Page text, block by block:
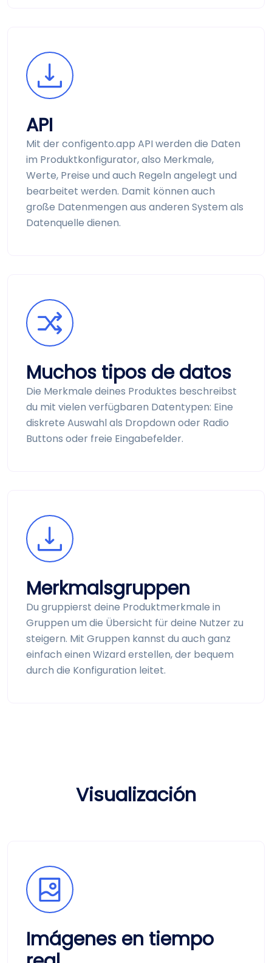
API
Mit der configento.app API werden die Daten
im Produkt­konfigurator, also Merkmale,
Werte, Preise und auch Regeln angelegt und
bearbeitet werden. Damit können auch
große Datenmengen aus anderen System als
Datenquelle dienen.
Muchos tipos de datos
Die Merkmale deines Produktes beschreibst
du mit vielen verfügbaren Datentypen: Eine
diskrete Auswahl als Dropdown oder Radio
Buttons oder freie Eingabe­felder.
Merkmals­gruppen
Du gruppierst deine Produkt­merkmale in
Gruppen um die Übersicht für deine Nutzer zu
steigern. Mit Gruppen kannst du auch ganz
einfach einen Wizard erstellen, der bequem
durch die Konfiguration leitet.
Visualización
Imágenes en tiempo